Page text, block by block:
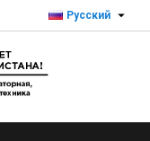
Русский 